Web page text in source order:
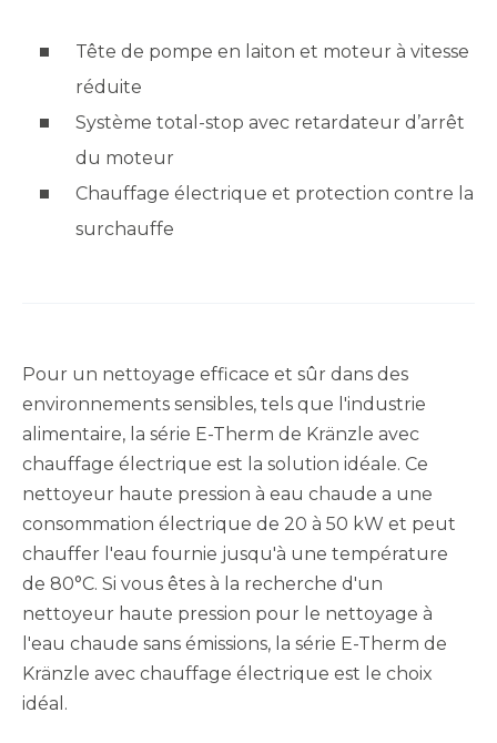
Tête de pompe en laiton et moteur à vitesse
réduite
Système total-stop avec retardateur d’arrêt
du moteur
Chauffage électrique et protection contre la
surchauffe
Pour un nettoyage efficace et sûr dans des
environnements sensibles, tels que l'industrie
alimentaire, la série E-Therm de Kränzle avec
chauffage électrique est la solution idéale. Ce
nettoyeur haute pression à eau chaude a une
consommation électrique de 20 à 50 kW et peut
chauffer l'eau fournie jusqu'à une température
de 80°C. Si vous êtes à la recherche d'un
nettoyeur haute pression pour le nettoyage à
l'eau chaude sans émissions, la série E-Therm de
Kränzle avec chauffage électrique est le choix
idéal.